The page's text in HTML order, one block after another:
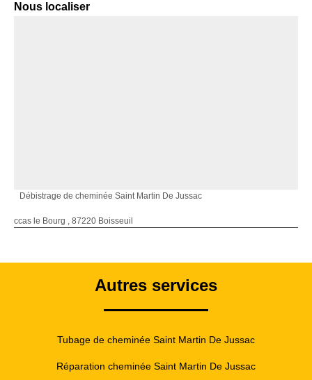
Nous localiser
Débistrage de cheminée Saint Martin De Jussac
ccas le Bourg , 87220 Boisseuil
Autres services
Tubage de cheminée Saint Martin De Jussac
Réparation cheminée Saint Martin De Jussac